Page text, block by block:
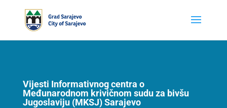
Vijesti Informativnog centra o
Međunarodnom krivičnom sudu za bivšu
Jugoslaviju (MKSJ) Sarajevo